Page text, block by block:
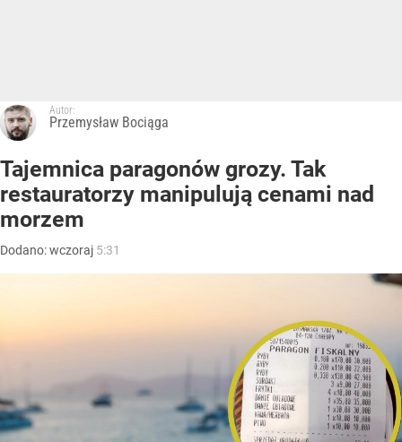
Autor:
Przemysław Bociąga
Tajemnica paragonów grozy. Tak
restauratorzy manipulują cenami nad
morzem
Dodano:wczoraj 5:31